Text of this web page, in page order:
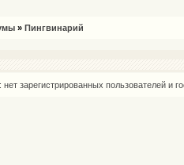
» Пингвинарий
зарегистрированных пользователей и